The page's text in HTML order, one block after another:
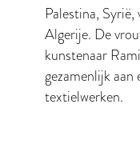
Palestina,
Algerije. De
kunstenaar
gezamenlijk aan
textielwerken.